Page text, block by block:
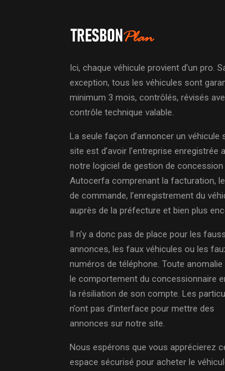
Ici, chaque véhicule provient d’un pro.
exception, tous les véhicules sont
minimum 3 mois, contrôlés, révisés
contrôle technique valable.
La seule façon d’annoncer un véhicule
site est d’avoir l’entreprise enregistrée
notre logiciel de gestion de concession
Autocerfa comprenant la facturation,
de commande, l’enregistrement du
auprès de la préfecture et bien plus
Il n’y a donc pas de place pour les
annonces, les faux véhicules ou les
numéros de téléphone. Toute anomalie
le comportement du concessionnaire
la résiliation de son compte. Les
n’ont pas d’interface pour mettre des
annonces sur notre site.
Nous espérons que vous apprécierez
espace sécurisé pour acheter le